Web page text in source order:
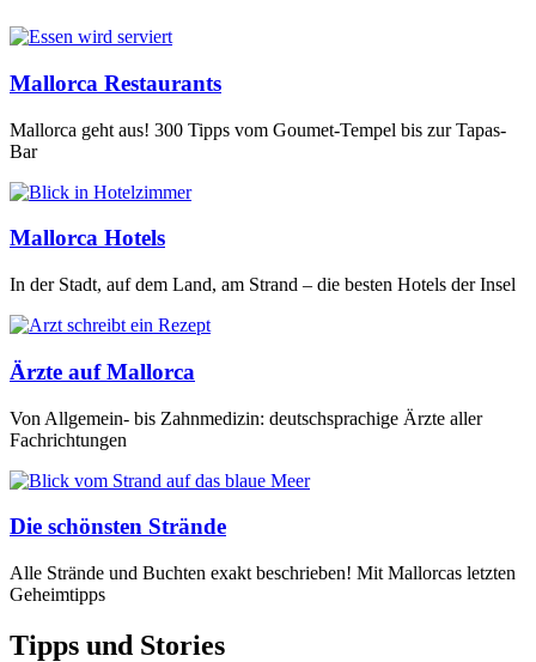
auch
Anreiserouten
lohnen
Mallorca Restaurants
Mallorca geht aus! 300 Tipps vom Goumet-Tempel bis zur Tapas-
Bar
Mallorca Hotels
In der Stadt, auf dem Land, am Strand – die besten Hotels der Insel
Ärzte auf Mallorca
Von Allgemein- bis Zahnmedizin: deutschsprachige Ärzte aller
Fachrichtungen
Die schönsten Strände
Alle Strände und Buchten exakt beschrieben! Mit Mallorcas letzten
Geheimtipps
Tipps und Stories